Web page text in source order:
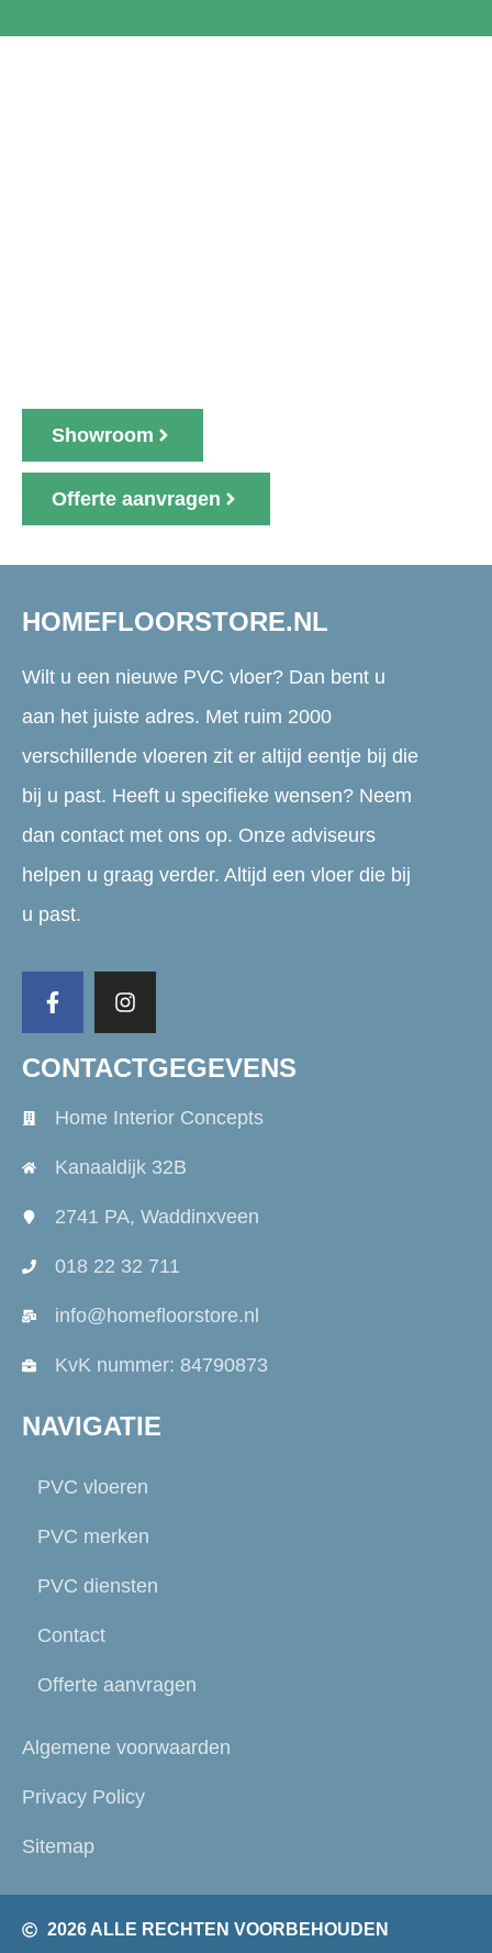
Showroom
Offerte aanvragen
HOMEFLOORSTORE.NL
Wilt u een nieuwe PVC vloer? Dan bent u
aan het juiste adres. Met ruim 2000
verschillende vloeren zit er altijd eentje bij die
bij u past. Heeft u specifieke wensen? Neem
dan contact met ons op. Onze adviseurs
helpen u graag verder. Altijd een vloer die bij
u past.
CONTACTGEGEVENS
Home Interior Concepts
Kanaaldijk 32B
2741 PA, Waddinxveen
018 22 32 711
info@homefloorstore.nl
KvK nummer: 84790873
NAVIGATIE
PVC vloeren
PVC merken
PVC diensten
Contact
Offerte aanvragen
Algemene voorwaarden
Privacy Policy
Sitemap
2026 ALLE RECHTEN VOORBEHOUDEN